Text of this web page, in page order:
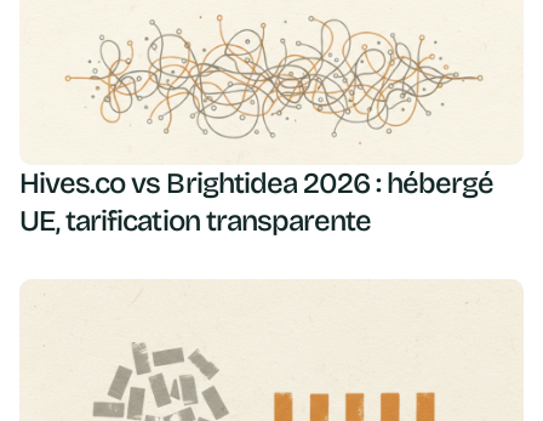
Hives.co vs Brightidea 2026 : hébergé
UE, tarification transparente